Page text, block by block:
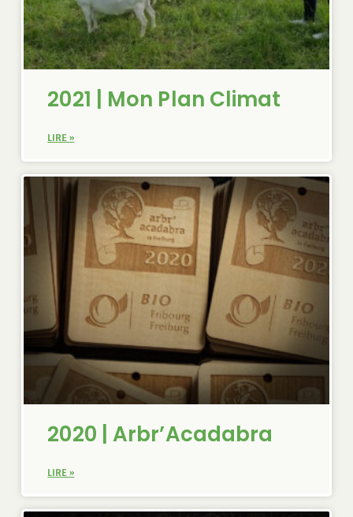
2021 | Mon Plan Climat
LIRE »
2020 | Arbr’Acadabra
LIRE »